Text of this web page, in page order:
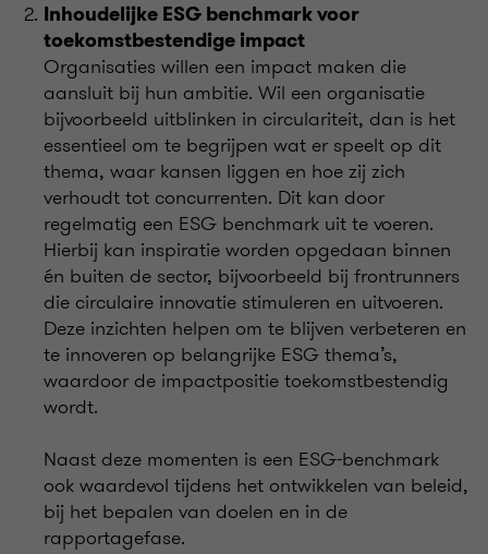
Inhoudelijke ESG benchmark voor
toekomstbestendige impact
Organisaties willen een impact maken die
aansluit bij hun ambitie. Wil een organisatie
bijvoorbeeld uitblinken in circulariteit, dan is het
essentieel om te begrijpen wat er speelt op dit
thema, waar kansen liggen en hoe zij zich
verhoudt tot concurrenten. Dit kan door
regelmatig een ESG benchmark uit te voeren.
Hierbij kan inspiratie worden opgedaan binnen
én buiten de sector, bijvoorbeeld bij frontrunners
die circulaire innovatie stimuleren en uitvoeren.
Deze inzichten helpen om te blijven verbeteren en
te innoveren op belangrijke ESG thema’s,
waardoor de impactpositie toekomstbestendig
wordt.
Naast deze momenten is een ESG-benchmark
ook waardevol tijdens het ontwikkelen van beleid,
bij het bepalen van doelen en in de
rapportagefase.